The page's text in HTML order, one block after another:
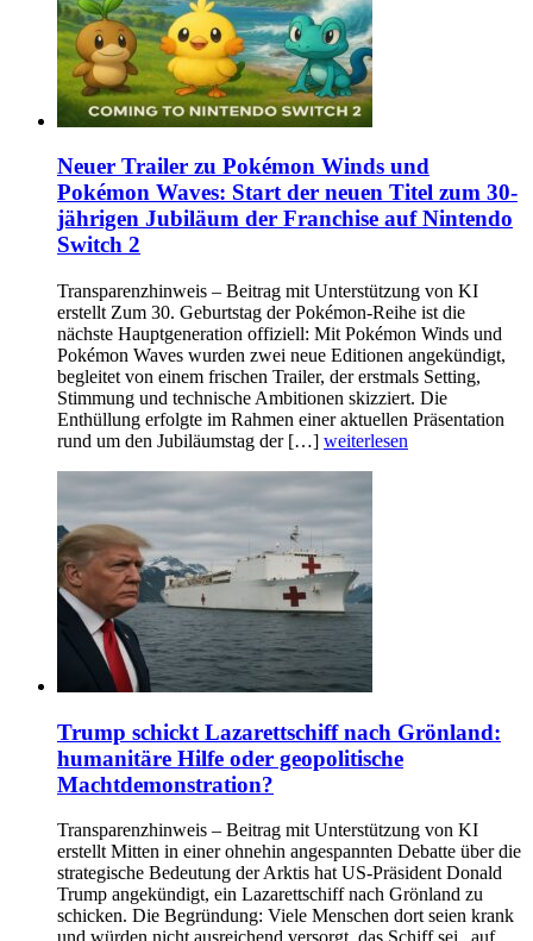
Neuer Trailer zu Pokémon Winds und
Pokémon Waves: Start der neuen Titel zum 30-
jährigen Jubiläum der Franchise auf Nintendo
Switch 2
Transparenzhinweis – Beitrag mit Unterstützung von KI
erstellt Zum 30. Geburtstag der Pokémon-Reihe ist die
nächste Hauptgeneration offiziell: Mit Pokémon Winds und
Pokémon Waves wurden zwei neue Editionen angekündigt,
begleitet von einem frischen Trailer, der erstmals Setting,
Stimmung und technische Ambitionen skizziert. Die
Enthüllung erfolgte im Rahmen einer aktuellen Präsentation
rund um den Jubiläumstag der […] weiterlesen
Trump schickt Lazarettschiff nach Grönland:
humanitäre Hilfe oder geopolitische
Machtdemonstration?
Transparenzhinweis – Beitrag mit Unterstützung von KI
erstellt Mitten in einer ohnehin angespannten Debatte über die
strategische Bedeutung der Arktis hat US-Präsident Donald
Trump angekündigt, ein Lazarettschiff nach Grönland zu
schicken. Die Begründung: Viele Menschen dort seien krank